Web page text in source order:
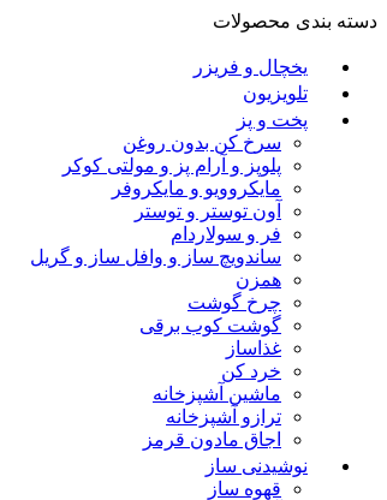
دسته بندی محصولات
یخچال و فریزر
تلویزیون
پخت و پز
سرخ کن بدون روغن
پلوپز و آرام پز و مولتی کوکر
مایکروویو و مایکروفر
آون توستر و توستر
فر و سولاردام
ساندویچ ساز و وافل ساز و گریل
همزن
چرخ گوشت
گوشت کوب برقی
غذاساز
خرد کن
ماشین آشپزخانه
ترازو آشپزخانه
اجاق مادون قرمز
نوشیدنی ساز
قهوه ساز